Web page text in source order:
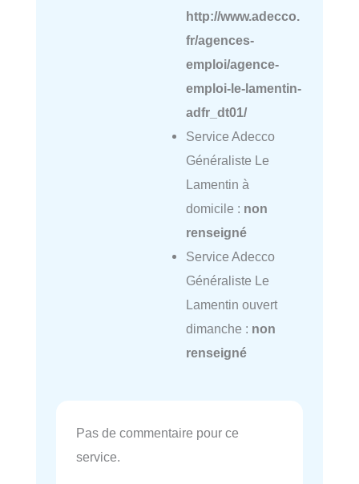
http://www.adecco.
fr/agences-
emploi/agence-
emploi-le-lamentin-
adfr_dt01/
Service Adecco
Généraliste Le
Lamentin à
domicile : non
renseigné
Service Adecco
Généraliste Le
Lamentin ouvert
dimanche : non
renseigné
Pas de commentaire pour ce
service.